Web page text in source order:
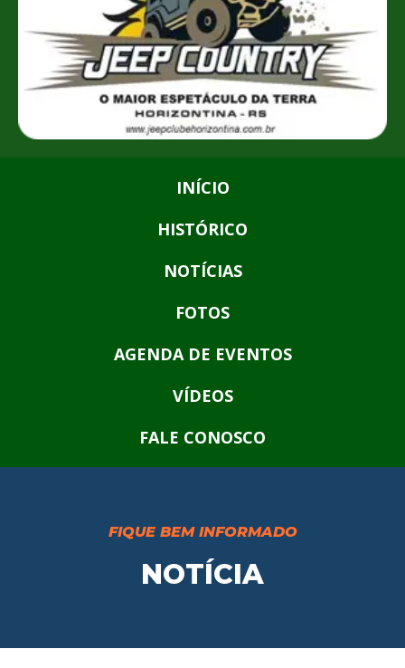
INÍCIO
HISTÓRICO
NOTÍCIAS
FOTOS
AGENDA DE EVENTOS
VÍDEOS
FALE CONOSCO
FIQUE BEM INFORMADO
NOTÍCIA